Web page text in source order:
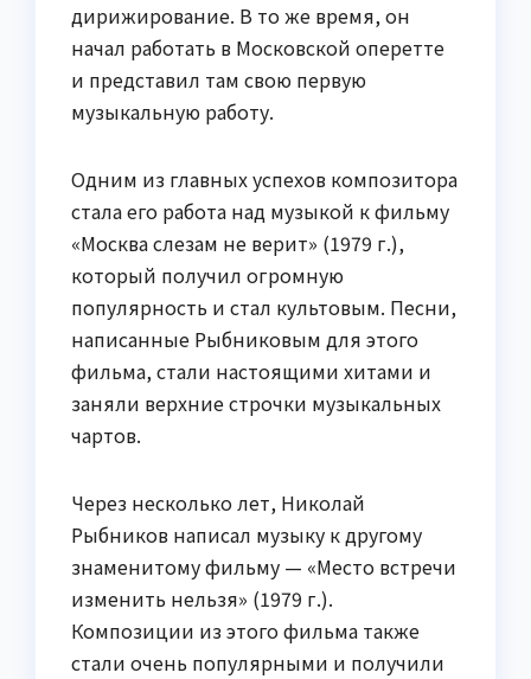
дирижирование. В то же время, он
начал работать в Московской оперетте
и представил там свою первую
музыкальную работу.
Одним из главных успехов композитора
стала его работа над музыкой к фильму
«Москва слезам не верит» (1979 г.),
который получил огромную
популярность и стал культовым. Песни,
написанные Рыбниковым для этого
фильма, стали настоящими хитами и
заняли верхние строчки музыкальных
чартов.
Через несколько лет, Николай
Рыбников написал музыку к другому
знаменитому фильму — «Место встречи
изменить нельзя» (1979 г.).
Композиции из этого фильма также
стали очень популярными и получили